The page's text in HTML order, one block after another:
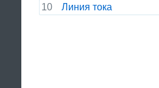
10
Линия тока